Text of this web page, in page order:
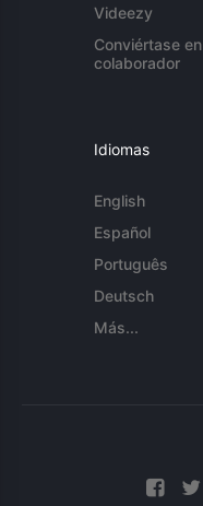
Videezy
Conviértase en
colaborador
Idiomas
English
Español
Português
Deutsch
Más...